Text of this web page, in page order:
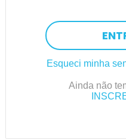
Esqueci minha
Ainda não